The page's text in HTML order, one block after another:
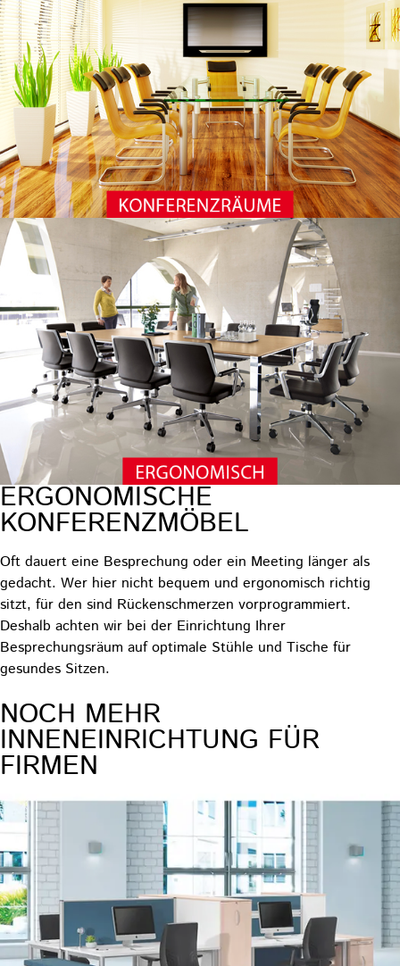
ERGONOMISCHE
KONFERENZMÖBEL
Oft dauert eine Besprechung oder ein Meeting länger als
gedacht. Wer hier nicht bequem und ergonomisch richtig
sitzt, für den sind Rückenschmerzen vorprogrammiert.
Deshalb achten wir bei der Einrichtung Ihrer
Besprechungsräum auf optimale Stühle und Tische für
gesundes Sitzen.
NOCH MEHR
INNENEINRICHTUNG FÜR
FIRMEN